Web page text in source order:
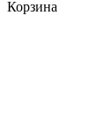
Корзина